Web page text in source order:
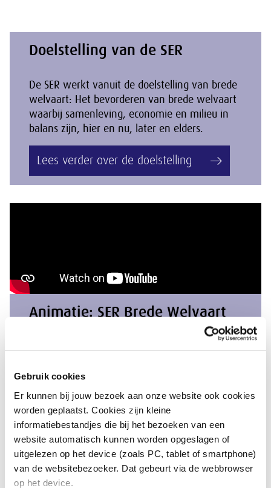
Gebruik cookies
Er kunnen bij jouw bezoek aan onze website ook cookies
worden geplaatst. Cookies zijn kleine
informatiebestandjes die bij het bezoeken van een
website automatisch kunnen worden opgeslagen of
uitgelezen op het device (zoals PC, tablet of smartphone)
van de websitebezoeker. Dat gebeurt via de webbrowser
op het device.
Doelstelling van de SER
De SER werkt vanuit de doelstelling van brede
welvaart: Het bevorderen van brede welvaart
waarbij samenleving, economie en milieu in
balans zijn, hier en nu, later en elders.
Lees verder over de doelstelling
Animatie: SER Brede Welvaart
Wie zitten er in de SER?
De raad telt in totaal 36 leden: 12
ondernemersleden, 12 werknemersleden en
12 onafhankelijke deskundigen, ofwel
kroonleden. De zetelverdeling per groep is